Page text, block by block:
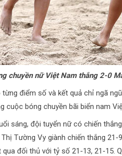
chuyền nữ Việt Nam thắng 2-0
điểm số và kết quả chỉ ngã
cuộc bóng chuyền bãi biển nam
sáng, đội tuyển nữ có chiến
Tường Vy giành chiến thắng
đối thủ với tỷ số 21-13, 21-15.